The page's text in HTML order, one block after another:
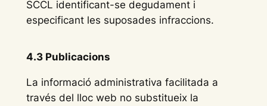
SCCL identificant-se degudament i
especificant les suposades infraccions.
4.3 Publicacions
La informació administrativa facilitada a
través del lloc web no substitueix la